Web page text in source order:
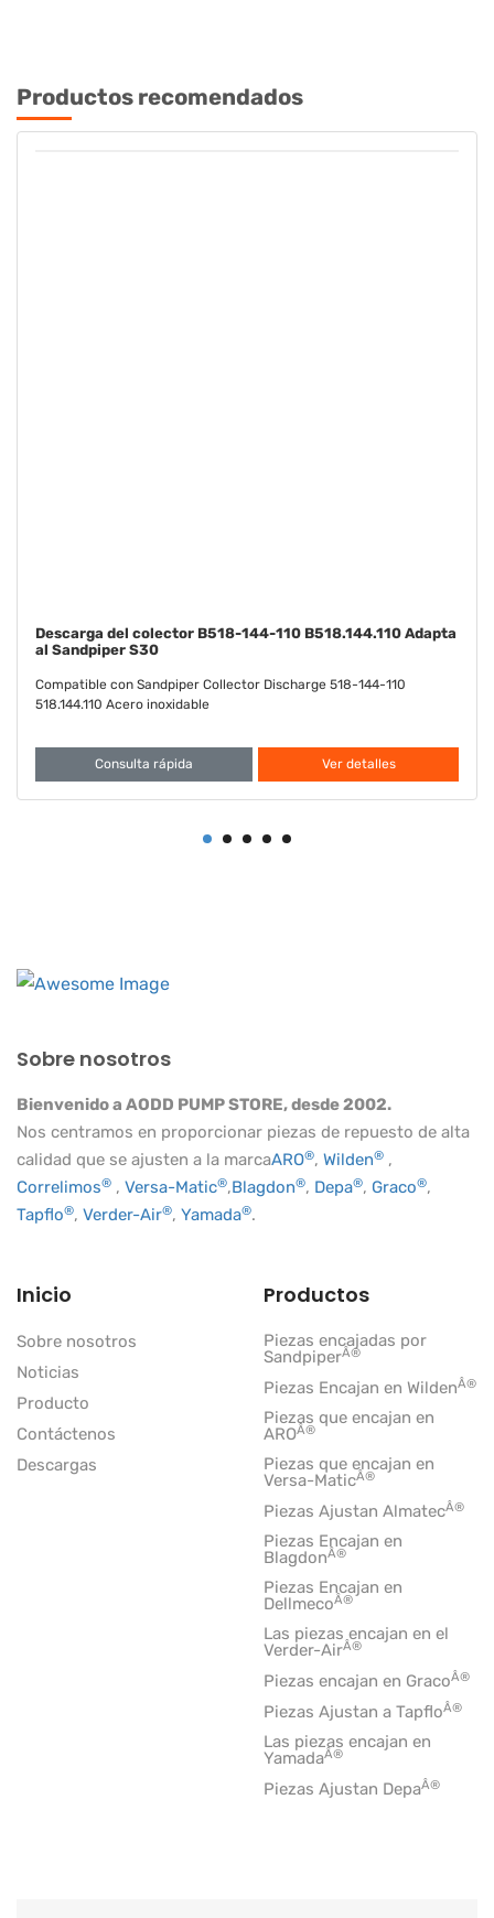
Productos recomendados
Diafragma Santoprene FDA B286-098-351 B286.098.351
Adapta a Sandpiper S30
Compatible con Diafragma Sandpiper Santoprene FDA 286-098-
351 286.098.351
Consulta rápida Ver detalles
Sobre nosotros
Bienvenido a AODD PUMP STORE, desde 2002.
Nos centramos en proporcionar piezas de repuesto de alta
calidad que se ajusten a la marcaARO®, Wilden® ,
Correlimos® , Versa-Matic®,Blagdon®, Depa®, Graco®,
Tapflo®, Verder-Air®, Yamada®.
Inicio
Sobre nosotros
Noticias
Producto
Contáctenos
Descargas
Productos
Piezas encajadas por
SandpiperÂ®
Piezas Encajan en WildenÂ®
Piezas que encajan en
AROÂ®
Piezas que encajan en
Versa-MaticÂ®
Piezas Ajustan AlmatecÂ®
Piezas Encajan en
BlagdonÂ®
Piezas Encajan en
DellmecoÂ®
Las piezas encajan en el
Verder-AirÂ®
Piezas encajan en GracoÂ®
Piezas Ajustan a TapfloÂ®
Las piezas encajan en
YamadaÂ®
Piezas Ajustan DepaÂ®